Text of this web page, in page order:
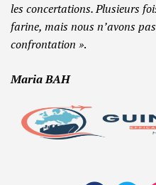
les concertations. Plusieurs
farine, mais nous n’avons
confrontation ».
Maria BAH